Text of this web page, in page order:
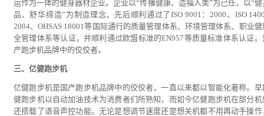
运作为一体的健身器材企业。企业以“传播健康、造福人类”为己任，以“健
品、舒华缔造”为制造理念，先后顺利通过了ISO 9001：2000、ISO
2004、OHSAS 18001等国际通行的质量管理体系、环境管理体系、职业健
全管理体系等认证，并顺利通过欧盟标准的EN957等质量标准体系认证。
产跑步机品牌中的佼佼者。
三、亿健跑步机
亿健跑步机是国产跑步机品牌中的佼佼者，一直以来都以智能化著称。早
健跑步机以自动加油技术为消费者们所熟知，而如今亿健跑步机在部分机
还搭载了语音声控功能。无论是想调节速度还是想关机都不用再动手操作